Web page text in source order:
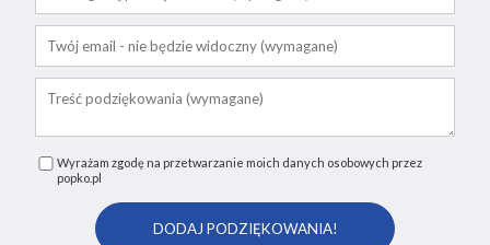
Wyrażam zgodę na przetwarzanie moich danych osobowych przez
popko.pl